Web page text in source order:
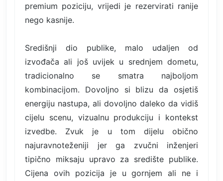
premium poziciju, vrijedi je rezervirati ranije
nego kasnije.
Središnji dio publike, malo udaljen od
izvođača ali još uvijek u srednjem dometu,
tradicionalno se smatra najboljom
kombinacijom. Dovoljno si blizu da osjetiš
energiju nastupa, ali dovoljno daleko da vidiš
cijelu scenu, vizualnu produkciju i kontekst
izvedbe. Zvuk je u tom dijelu obično
najuravnoteženiji jer ga zvučni inženjeri
tipično miksaju upravo za središte publike.
Cijena ovih pozicija je u gornjem ali ne i